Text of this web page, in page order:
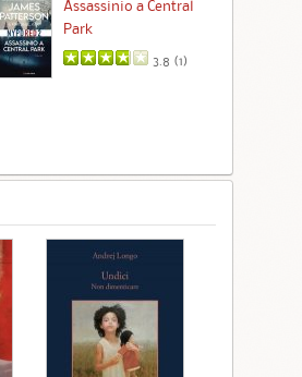
Assassinio a Central
Park
3.8 (1)